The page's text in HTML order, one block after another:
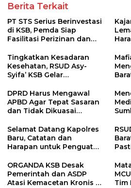
Berita Terkait
PT STS Serius Berinvestasi
di KSB, Pemda Siap
Fasilitasi Perizinan dan
Regulasi
Tingkatkan Kesadaran
Kesehatan, RSUD Asy-
Syifa’ KSB Gelar
Melitus pada Lansia
DPRD Harus Mengawal
APBD Agar Tepat Sasaran
dan Tidak Dikuasai
Tertentu
Selamat Datang Kapolres
Baru, Catatan dan
Harapan untuk Penguatan
ORGANDA KSB Desak
Pemerintah dan ASDP
Atasi Kemacetan Kronis di
Tim